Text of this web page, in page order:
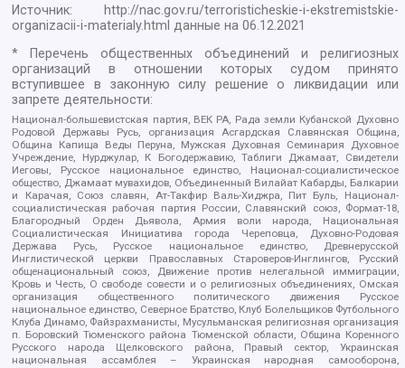
Источник:
http://nac.gov.ru/terroristicheskie-i-ekstremistskie-
organizacii-i-materialy.html данные на06.12.2021
* Перечень общественных объединений и религиозных
организаций в отношении которых судом принято
вступившее в законную силу решение о ликвидации или
запрете деятельности:
Национал-большевистская партия, ВЕК РА, Рада земли Кубанской Духовно
Родовой Державы Русь, организация Асгардская Славянская Община,
Община Капища Веды Перуна, Мужская Духовная Семинария Духовное
Учреждение, Нурджулар, К Богодержавию, Таблиги Джамаат, Свидетели
Иеговы, Русское национальное единство, Национал-социалистическое
общество, Джамаат мувахидов, Объединенный Вилайат Кабарды, Балкарии
и Карачая, Союз славян, Ат-Такфир Валь-Хиджра, Пит Буль, Национал-
социалистическая рабочая партия России, Славянский союз, Формат-18,
Благородный Орден Дьявола, Армия воли народа, Национальная
Социалистическая Инициатива города Череповца, Духовно-Родовая
Держава Русь, Русское национальное единство, Древнерусской
Инглистической церкви Православных Староверов-Инглингов, Русский
общенациональный союз, Движение против нелегальной иммиграции,
Кровь и Честь, О свободе совести и о религиозных объединениях, Омская
организация общественного политического движения Русское
национальное единство, Северное Братство, Клуб Болельщиков Футбольного
Клуба Динамо, Файзрахманисты, Мусульманская религиозная организация
п. Боровский Тюменского района Тюменской области, Община Коренного
Русского народа Щелковского района, Правый сектор, Украинская
национальная ассамблея – Украинская народная самооборона,